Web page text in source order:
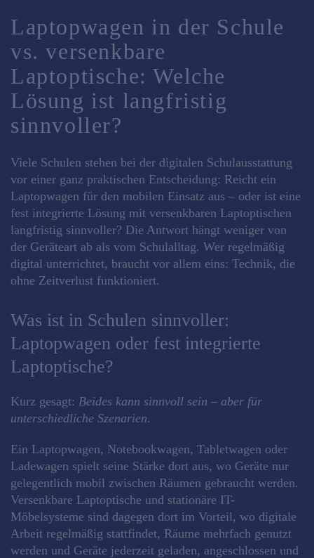
Laptopwagen in der Schule
vs. versenkbare
Laptoptische: Welche
Lösung ist langfristig
sinnvoller?
Viele Schulen stehen bei der digitalen Schulausstattung
vor einer ganz praktischen Entscheidung: Reicht ein
Laptopwagen für den mobilen Einsatz aus – oder ist eine
fest integrierte Lösung mit versenkbaren Laptoptischen
langfristig sinnvoller? Die Antwort hängt weniger von
der Geräteart ab als vom Schulalltag. Wer regelmäßig
digital unterrichtet, braucht vor allem eins: Technik, die
ohne Zeitverlust funktioniert.
Was ist in Schulen sinnvoller:
Laptopwagen oder fest integrierte
Laptoptische?
Kurz gesagt: Beides kann sinnvoll sein – aber für
unterschiedliche Szenarien.
Ein Laptopwagen, Notebookwagen, Tabletwagen oder
Ladewagen spielt seine Stärke dort aus, wo Geräte nur
gelegentlich mobil zwischen Räumen gebraucht werden.
Versenkbare Laptoptische und stationäre IT-
Möbelsysteme sind dagegen dort im Vorteil, wo digitale
Arbeit regelmäßig stattfindet, Räume mehrfach genutzt
werden und Geräte jederzeit geladen, angeschlossen und